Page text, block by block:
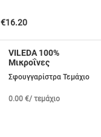
€16.20
VILEDA 100%
Μικροΐνες
Σφουγγαρίστρα Τεμάχιο
0.00 €/ τεμάχιο